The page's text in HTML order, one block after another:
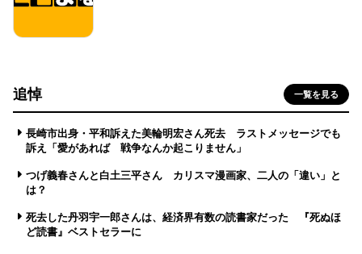
追悼 一覧を見る
長崎市出身・平和訴えた美輪明宏さん死去 ラストメッセージでも
訴え「愛があれば 戦争なんか起こりません」
つげ義春さんと白土三平さん カリスマ漫画家、二人の「違い」と
は？
死去した丹羽宇一郎さんは、経済界有数の読書家だった 『死ぬほ
ど読書』ベストセラーに